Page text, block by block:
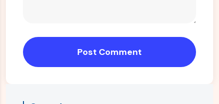
Post Comment